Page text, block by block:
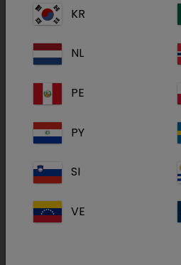
complicadas causadas por
multocida
sensível à
- Tratamento da
porActinobacillus
à tiamulina.
A presença da doença
estabelecida antes da
medicamento veterinário.
Frangos
Tratamento e metafilaxia
KR
NL
PE
PY
SI
VE